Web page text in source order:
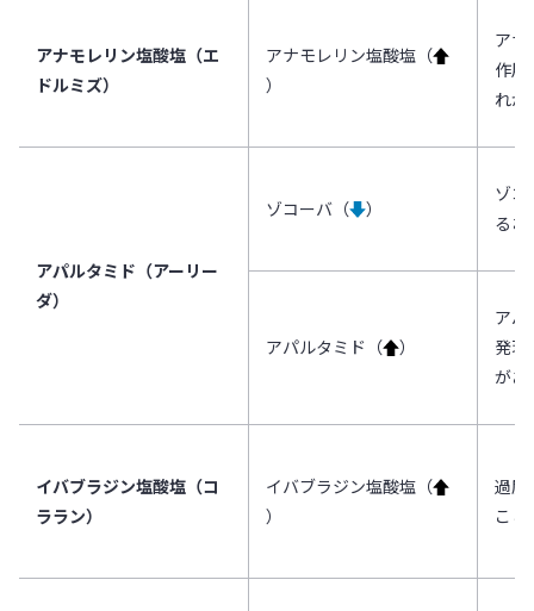
アナモレリン塩酸塩（エ
ドルミズ）
アナモレリン塩酸塩（↑
）
アナ
作用
れが
アパルタミド（アーリー
ダ）
ゾコーバ（↓）
ゾコ
るお
アパルタミド（↑）
アパ
発現
があ
イバブラジン塩酸塩（コ
ララン）
イバブラジン塩酸塩（↑
）
過度
こ